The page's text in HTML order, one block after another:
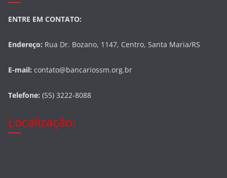
ENTRE EM CONTATO:
Endereço: Rua Dr. Bozano, 1147, Centro, Santa Maria/RS
E-mail: contato@bancariossm.org.br
Telefone: (55) 3222-8088
Localização: